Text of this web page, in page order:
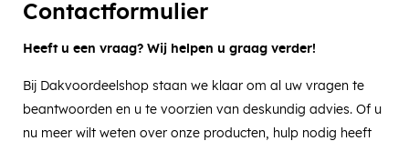
Contactformulier
Heeft u een vraag? Wij helpen u graag verder!
Bij Dakvoordeelshop staan we klaar om al uw vragen te
beantwoorden en u te voorzien van deskundig advies. Of u
nu meer wilt weten over onze producten, hulp nodig heeft